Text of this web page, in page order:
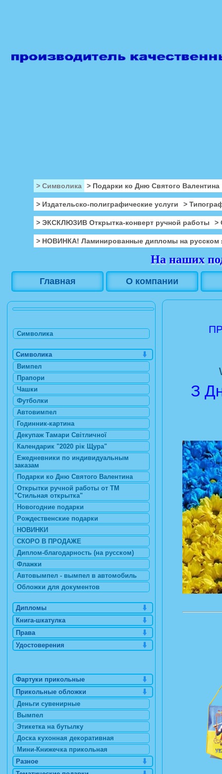
> Символика > Подарки ко Дню Святого Валентина
> Издательско-полиграфические услуги >
> ЭКСКЛЮЗИВ Открытка-конверт ручной работы >
> НОВИНКА! Ламинированные дипломы на русском
На наших
Главная О компании
З
Символика
Символика
Вимпел
Прапори
Чашки
Футболки
Автовимпел
Годинник-картина
Декупаж Тамари Світличної
Календарик "2020 рік Щура"
Ежедневники по индивидуальным
заказам
Подарки ко Дню Святого Валентина
Открытки ручной работы от ТМ
"Стильная открытка"
Новогодние подарки
Рождественские подарки
НОВИНКИ
СКОРО В ПРОДАЖЕ
Диплом-благодарность (на русском)
Флажки
Автовымпел - вымпел в автомобиль
Обложки для документов
Дипломы
Книга-шкатулка
Права
Удостоверения
Фартуки прикольные
Прикольные обложки
Деньги сувенирные
Вымпел
Этикетка на бутылку
Доска кухонная декоративная
Мини-Книжечка прикольная
Разное